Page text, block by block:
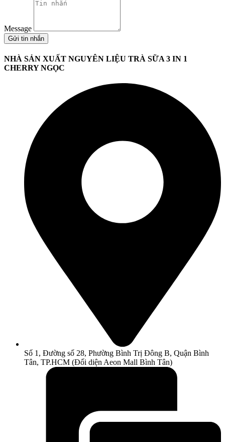
Message
Gửi tin nhắn
NHÀ SẢN XUẤT NGUYÊN LIỆU TRÀ SỮA 3 IN 1
CHERRY NGỌC
Số 1, Đường số 28, Phường Bình Trị Đông B, Quận Bình
Tân, TP.HCM (Đối diện Aeon Mall Bình Tân)